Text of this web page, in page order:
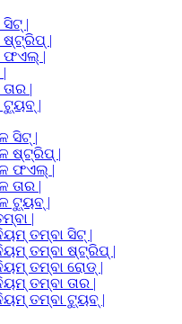
|
ଷ୍ଟ୍ରିପ୍ |
ଫଏଲ୍ |
|
ଟ୍ୟୁବ୍ |
ସିଟ୍ |
ଷ୍ଟ୍ରିପ୍ |
ଫଏଲ୍ |
|
ଟ୍ୟୁବ୍ |
|
ତମ୍ବା ସିଟ୍ |
ତମ୍ବା ଷ୍ଟ୍ରିପ୍ |
ତମ୍ବା ରୋଡ୍ |
ତମ୍ବା ତାର |
ତମ୍ବା ଟ୍ୟୁବ୍ |